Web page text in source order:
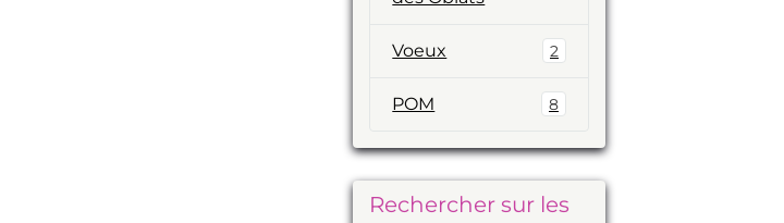
Voeux 2
POM 8
Rechercher sur les